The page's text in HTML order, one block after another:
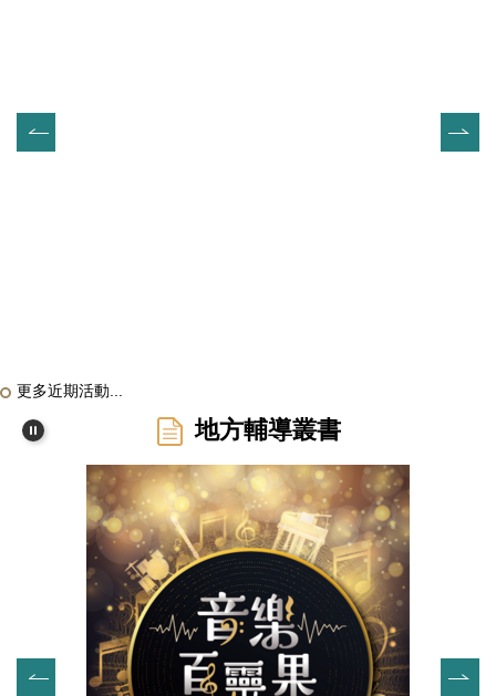
更多近期活動...
地方輔導叢書